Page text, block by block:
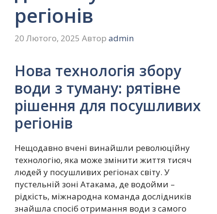
регіонів
20 Лютого, 2025 Автор admin
Нова технологія збору
води з туману: рятівне
рішення для посушливих
регіонів
Нещодавно вчені винайшли революційну
технологію, яка може змінити життя тисяч
людей у посушливих регіонах світу. У
пустельній зоні Атакама, де водойми –
рідкість, міжнародна команда дослідників
знайшла спосіб отримання води з самого